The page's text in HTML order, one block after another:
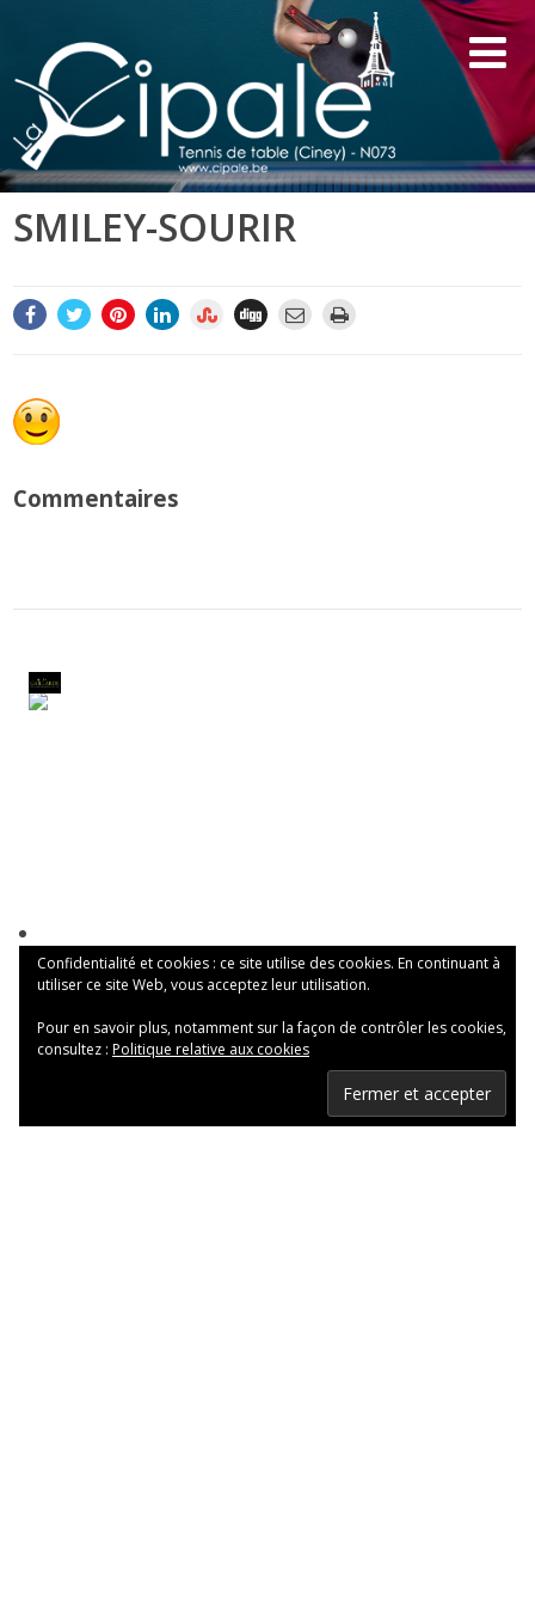
SMILEY-SOURIR
Commentaires
Confidentialité et cookies : ce site utilise des cookies. En continuant à
utiliser ce site Web, vous acceptez leur utilisation.
Pour en savoir plus, notamment sur la façon de contrôler les cookies,
consultez : Politique relative aux cookies